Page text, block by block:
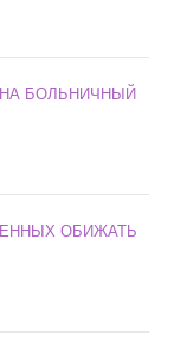
БОЛЬНИЧНЫЙ
ОБИЖАТЬ